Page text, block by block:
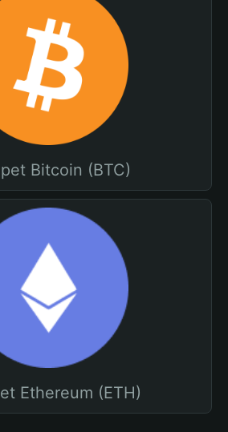
Bitcoin (BTC)
Ethereum (ETH)